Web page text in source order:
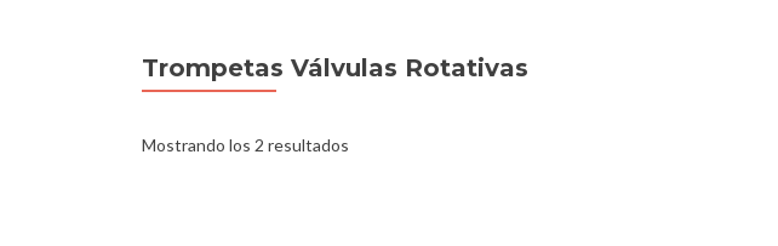
Trompetas Válvulas Rotativas
Mostrando los 2 resultados